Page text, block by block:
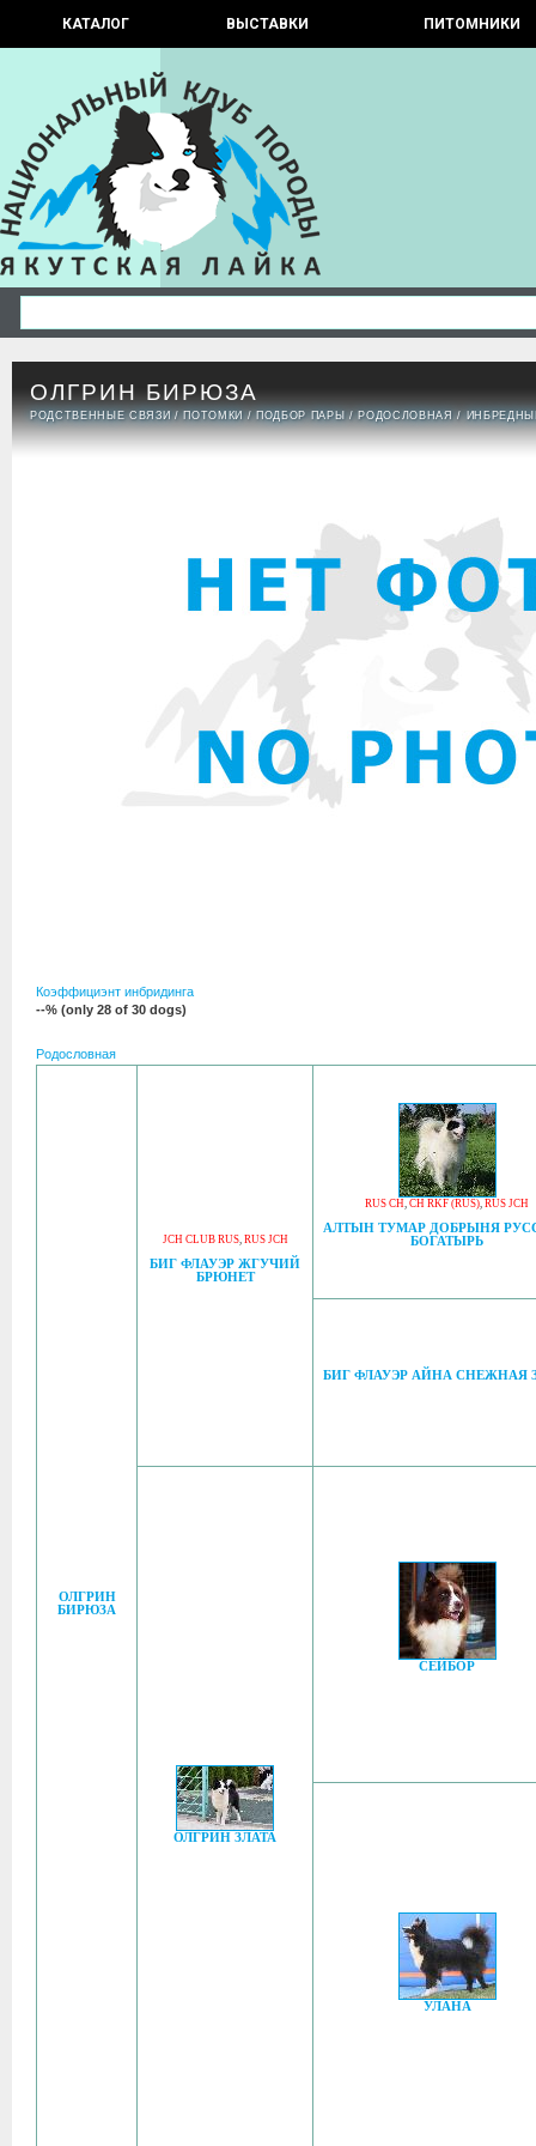
КАТАЛОГ ВЫСТАВКИ ПИТОМНИКИ
ОЛГРИН БИРЮЗА
РОДСТВЕННЫЕ СВЯЗИ /ПОТОМКИ /ПОДБОР ПАРЫ /РОДОСЛОВНАЯ /
Коэффициэнт инбридинга
--% (only 28 of 30 dogs)
Родословная
ОЛГРИН
БИРЮЗА
JCH CLUB RUS, RUS JCH
БИГ ФЛАУЭР ЖГУЧИЙ
БРЮНЕТ
RUS CH, CH RKF (RUS), RUS JCH
АЛТЫН ТУМАР ДОБРЫНЯ
БОГАТЫРЬ
БИГ ФЛАУЭР АЙНА СНЕЖНАЯ
ОЛГРИН ЗЛАТА
СЕЙБОР
УЛАНА